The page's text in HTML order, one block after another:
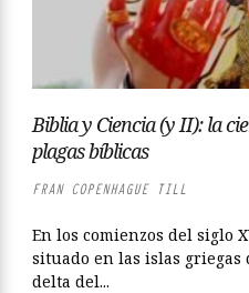
Biblia y Ciencia (y II): la
plagas bíblicas
FRAN COPENHAGUE TILL
En los comienzos del siglo
situado en las islas griegas
delta del...